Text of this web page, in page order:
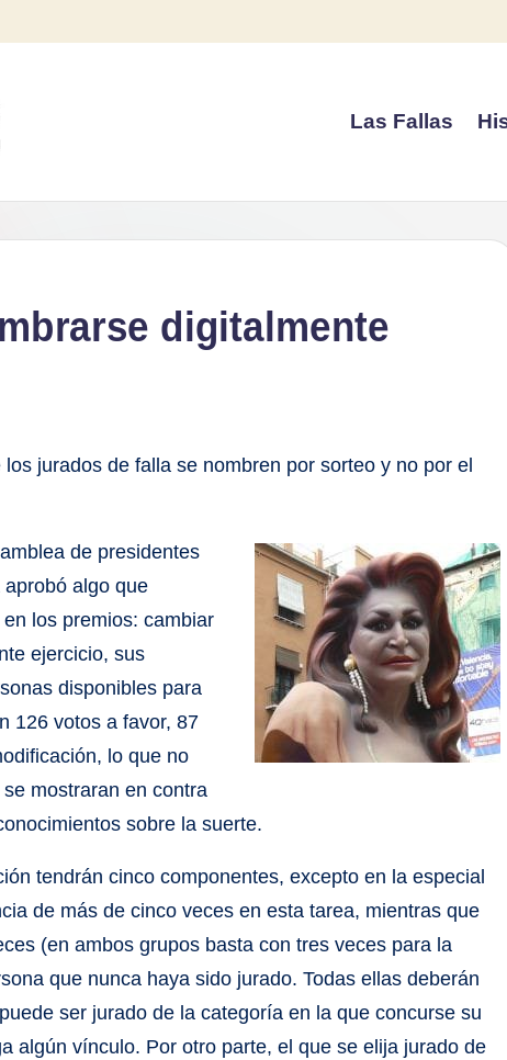
Las Fallas
digitalmente
jurados de falla se nombren por sorteo y no por el
de presidentes
algo que
los premios: cambiar
ejercicio, sus
disponibles para
126 votos a favor, 87
lo que no
mostraran en contra
sobre la suerte.
tendrán cinco componentes, excepto en la especial
de más de cinco veces en esta tarea, mientras que
(en ambos grupos basta con tres veces para la
que nunca haya sido jurado. Todas ellas deberán
ser jurado de la categoría en la que concurse su
algún vínculo. Por otro parte, el que se elija jurado de